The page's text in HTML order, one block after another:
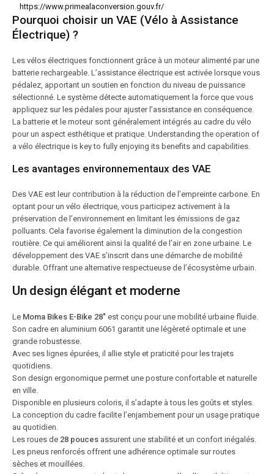
https://www.primealaconversion.gouv.fr/
Pourquoi choisir un VAE (Vélo à Assistance
Électrique) ?
Les vélos électriques fonctionnent grâce à un moteur alimenté par une
batterie rechargeable. L’assistance électrique est activée lorsque vous
pédalez, apportant un soutien en fonction du niveau de puissance
sélectionné. Le système détecte automatiquement la force que vous
appliquez sur les pédales pour ajuster l’assistance en conséquence.
La batterie et le moteur sont généralement intégrés au cadre du vélo
pour un aspect esthétique et pratique. Understanding the operation of
a vélo électrique is key to fully enjoying its benefits and capabilities.
Les avantages environnementaux des VAE
Des VAE est leur contribution à la réduction de l’empreinte carbone. En
optant pour un vélo électrique, vous participez activement à la
préservation de l’environnement en limitant les émissions de gaz
polluants. Cela favorise également la diminution de la congestion
routière. Ce qui améliorent ainsi la qualité de l’air en zone urbaine. Le
développement des VAE s’inscrit dans une démarche de mobilité
durable. Offrant une alternative respectueuse de l’écosystème urbain.
Un design élégant et moderne
Le Moma Bikes E-Bike 28″ est conçu pour une mobilité urbaine fluide.
Son cadre en aluminium 6061 garantit une légèreté optimale et une
grande robustesse.
Avec ses lignes épurées, il allie style et praticité pour les trajets
quotidiens.
Son design ergonomique permet une posture confortable et naturelle
en ville.
Disponible en plusieurs coloris, il s’adapte à tous les goûts et styles.
La conception du cadre facilite l’enjambement pour un usage pratique
au quotidien.
Les roues de 28 pouces assurent une stabilité et un confort inégalés.
Les pneus renforcés offrent une adhérence optimale sur routes
sèches et mouillées.